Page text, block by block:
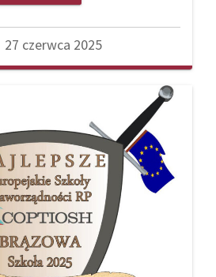
27 czerwca 2025